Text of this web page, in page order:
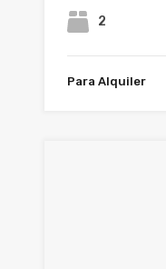
2
Para Alquiler